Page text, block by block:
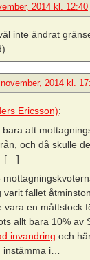
2014 kl. 12:40
inte ändrat
2014 kl.
Ericsson):
att
och då skulle
[…]
varit fallet
vara en måttstock
allt bara 10% av
invandring och
instämma i…